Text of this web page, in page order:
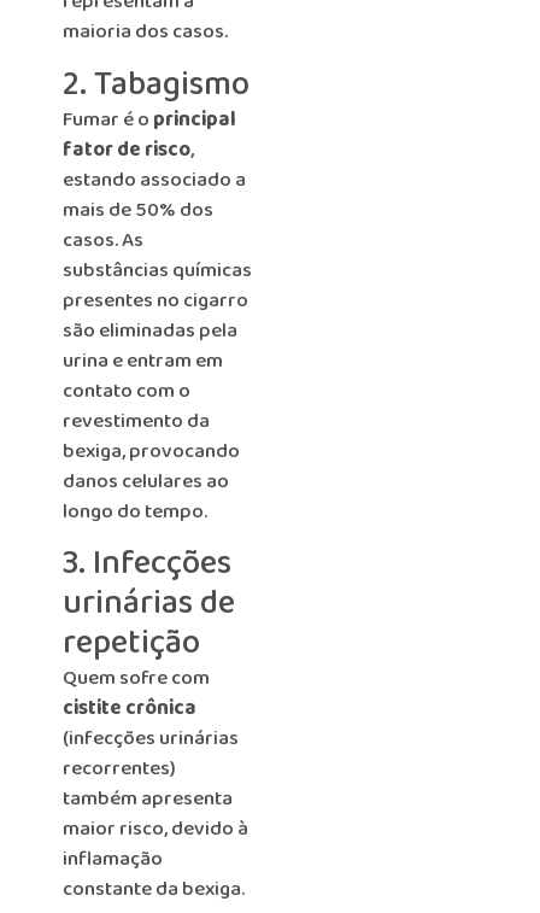
maioria dos casos.
2. Tabagismo
Fumar é oprincipal
fator de risco,
estando associado a
mais de 50% dos
casos. As
substâncias químicas
presentes no cigarro
são eliminadas pela
urina e entram em
contato com o
revestimento da
bexiga, provocando
danos celulares ao
longo do tempo.
3. Infecções
urinárias de
repetição
Quem sofre com
cistite crônica
(infecções urinárias
recorrentes)
também apresenta
maior risco, devido à
inflamação
constante da bexiga.